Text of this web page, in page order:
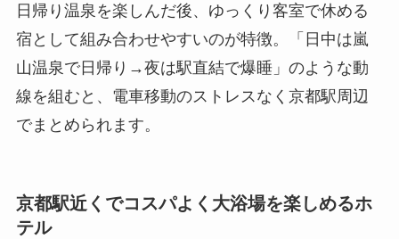
日帰り温泉を楽しんだ後、ゆっくり客室で休める
宿として組み合わせやすいのが特徴。「日中は嵐
山温泉で日帰り→夜は駅直結で爆睡」のような動
線を組むと、電車移動のストレスなく京都駅周辺
でまとめられます。
京都駅近くでコスパよく大浴場を楽しめるホ
テル